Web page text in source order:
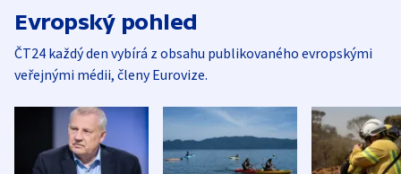
Evropský pohled
ČT24 každý den vybírá z obsahu publikovaného evropskými
veřejnými médii, členy Eurovize.